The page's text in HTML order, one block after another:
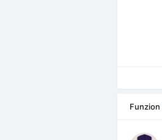
Funzion